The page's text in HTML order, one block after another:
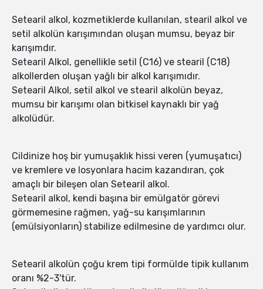
Setearil alkol, kozmetiklerde kullanılan, stearil alkol ve
setil alkolün karışımından oluşan mumsu, beyaz bir
karışımdır.
Setearil Alkol, genellikle setil (C16) ve stearil (C18)
alkollerden oluşan yağlı bir alkol karışımıdır.
Setearil Alkol, setil alkol ve stearil alkolün beyaz,
mumsu bir karışımı olan bitkisel kaynaklı bir yağ
alkolüdür.
Cildinize hoş bir yumuşaklık hissi veren (yumuşatıcı)
ve kremlere ve losyonlara hacim kazandıran, çok
amaçlı bir bileşen olan Setearil alkol.
Setearil alkol, kendi başına bir emülgatör görevi
görmemesine rağmen, yağ-su karışımlarının
(emülsiyonların) stabilize edilmesine de yardımcı olur.
Setearil alkolün çoğu krem tipi formülde tipik kullanım
oranı %2-3'tür.